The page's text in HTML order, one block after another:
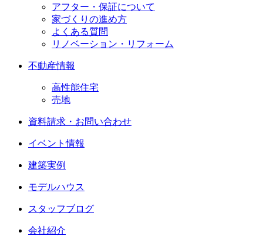
アフター・保証について
家づくりの進め方
よくある質問
リノベーション・リフォーム
不動産情報
高性能住宅
売地
資料請求・お問い合わせ
イベント情報
建築実例
モデルハウス
スタッフブログ
会社紹介